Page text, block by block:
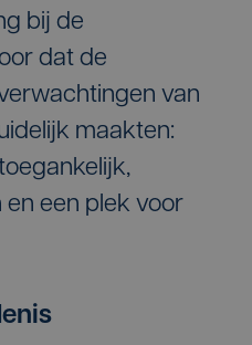
bij de
dat de
van
maakten:
een plek voor